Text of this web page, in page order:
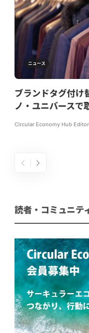
ニュース
ブランドタグ付け
ノ・ユニバースで
Circular Economy Hub
読者・コミュニテ